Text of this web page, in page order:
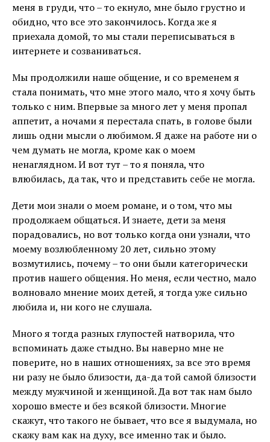
меня в груди, что – то екнуло, мне было грустно и
обидно, что все это закончилось. Когда же я
приехала домой, то мы стали переписываться в
интернете и созваниваться.
Мы продолжили наше общение, и со временем я
стала понимать, что мне этого мало, что я хочу быть
только с ним. Впервые за много лет у меня пропал
аппетит, а ночами я перестала спать, в голове были
лишь одни мысли о любимом. Я даже на работе ни о
чем думать не могла, кроме как о моем
ненаглядном. И вот тут – то я поняла, что
влюбилась, да так, что и представить себе не могла.
Дети мои знали о моем романе, и о том, что мы
продолжаем общаться. И знаете, дети за меня
порадовались, но вот только когда они узнали, что
моему возлюбленному 20 лет, сильно этому
возмутились, почему – то они были категорически
против нашего общения. Но меня, если честно, мало
волновало мнение моих детей, я тогда уже сильно
любила и, ни кого не слушала.
Много я тогда разных глупостей натворила, что
вспоминать даже стыдно. Вы наверно мне не
поверите, но в наших отношениях, за все это время
ни разу не было близости, да-да той самой близости
между мужчиной и женщиной. Да вот так нам было
хорошо вместе и без всякой близости. Многие
скажут, что такого не бывает, что все я выдумала, но
скажу вам как на духу, все именно так и было.